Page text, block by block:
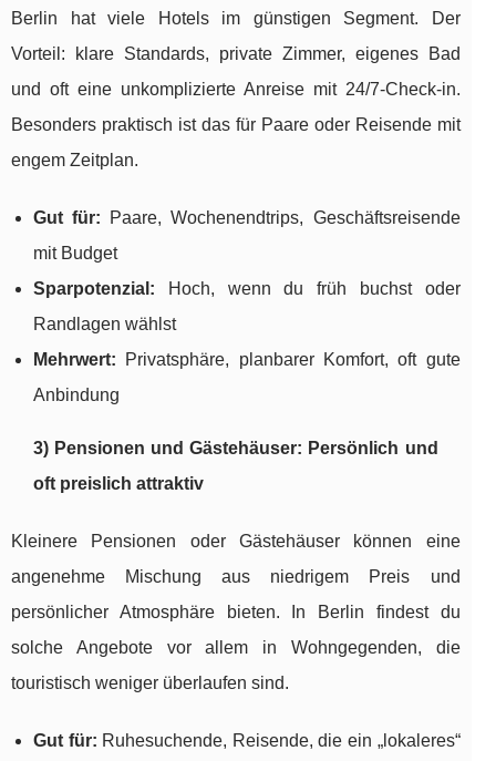
Berlin hat viele Hotels im günstigen Segment. Der
Vorteil: klare Standards, private Zimmer, eigenes Bad
und oft eine unkomplizierte Anreise mit 24/7-Check-in.
Besonders praktisch ist das für Paare oder Reisende mit
engem Zeitplan.
Gut für: Paare, Wochenendtrips, Geschäftsreisende
mit Budget
Sparpotenzial: Hoch, wenn du früh buchst oder
Randlagen wählst
Mehrwert: Privatsphäre, planbarer Komfort, oft gute
Anbindung
3) Pensionen und Gästehäuser: Persönlich und
oft preislich attraktiv
Kleinere Pensionen oder Gästehäuser können eine
angenehme Mischung aus niedrigem Preis und
persönlicher Atmosphäre bieten. In Berlin findest du
solche Angebote vor allem in Wohngegenden, die
touristisch weniger überlaufen sind.
Gut für: Ruhesuchende, Reisende, die ein „lokaleres“